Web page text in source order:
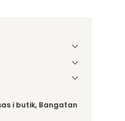
för
i butik, Bangatan